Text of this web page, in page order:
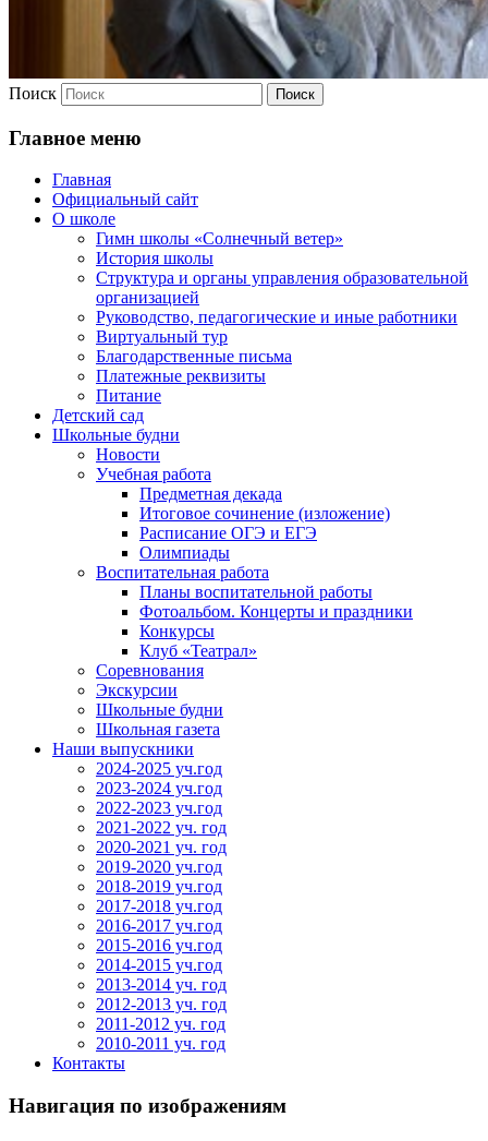
Поиск
Главное меню
Главная
Официальный сайт
О школе
Гимн школы «Солнечный ветер»
История школы
Структура и органы управления образовательной
организацией
Руководство, педагогические и иные работники
Виртуальный тур
Благодарственные письма
Платежные реквизиты
Питание
Детский сад
Школьные будни
Новости
Учебная работа
Предметная декада
Итоговое сочинение (изложение)
Расписание ОГЭ и ЕГЭ
Олимпиады
Воспитательная работа
Планы воспитательной работы
Фотоальбом. Концерты и праздники
Конкурсы
Клуб «Театрал»
Соревнования
Экскурсии
Школьные будни
Школьная газета
Наши выпускники
2024-2025 уч.год
2023-2024 уч.год
2022-2023 уч.год
2021-2022 уч. год
2020-2021 уч. год
2019-2020 уч.год
2018-2019 уч.год
2017-2018 уч.год
2016-2017 уч.год
2015-2016 уч.год
2014-2015 уч.год
2013-2014 уч. год
2012-2013 уч. год
2011-2012 уч. год
2010-2011 уч. год
Контакты
Навигация по изображениям